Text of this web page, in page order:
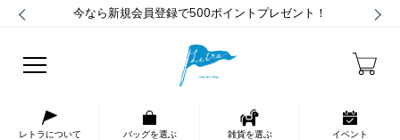
今なら新規会員登録で500ポイントプレゼント！
レトラについて バッグを選ぶ 雑貨を選ぶ イベント